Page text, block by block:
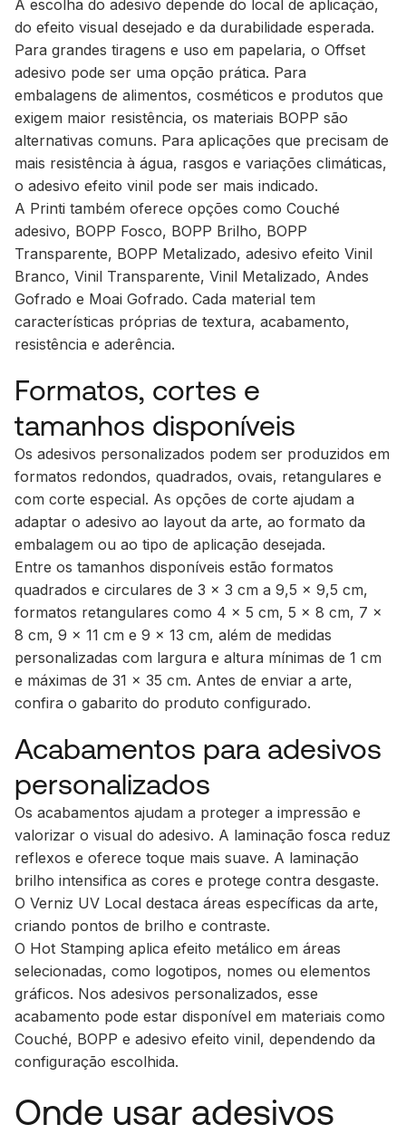
A escolha do adesivo depende do local de aplicação,
do efeito visual desejado e da durabilidade esperada.
Para grandes tiragens e uso em papelaria, o Offset
adesivo pode ser uma opção prática. Para
embalagens de alimentos, cosméticos e produtos que
exigem maior resistência, os materiais BOPP são
alternativas comuns. Para aplicações que precisam de
mais resistência à água, rasgos e variações climáticas,
o adesivo efeito vinil pode ser mais indicado.
A Printi também oferece opções como Couché
adesivo, BOPP Fosco, BOPP Brilho, BOPP
Transparente, BOPP Metalizado, adesivo efeito Vinil
Branco, Vinil Transparente, Vinil Metalizado, Andes
Gofrado e Moai Gofrado. Cada material tem
características próprias de textura, acabamento,
resistência e aderência.
Formatos, cortes e
tamanhos disponíveis
Os adesivos personalizados podem ser produzidos em
formatos redondos, quadrados, ovais, retangulares e
com corte especial. As opções de corte ajudam a
adaptar o adesivo ao layout da arte, ao formato da
embalagem ou ao tipo de aplicação desejada.
Entre os tamanhos disponíveis estão formatos
quadrados e circulares de 3 x 3 cm a 9,5 x 9,5 cm,
formatos retangulares como 4 x 5 cm, 5 x 8 cm, 7 x
8 cm, 9 x 11 cm e 9 x 13 cm, além de medidas
personalizadas com largura e altura mínimas de 1 cm
e máximas de 31 x 35 cm. Antes de enviar a arte,
confira o gabarito do produto configurado.
Acabamentos para adesivos
personalizados
Os acabamentos ajudam a proteger a impressão e
valorizar o visual do adesivo. A laminação fosca reduz
reflexos e oferece toque mais suave. A laminação
brilho intensifica as cores e protege contra desgaste.
O Verniz UV Local destaca áreas específicas da arte,
criando pontos de brilho e contraste.
O Hot Stamping aplica efeito metálico em áreas
selecionadas, como logotipos, nomes ou elementos
gráficos. Nos adesivos personalizados, esse
acabamento pode estar disponível em materiais como
Couché, BOPP e adesivo efeito vinil, dependendo da
configuração escolhida.
Onde usar adesivos